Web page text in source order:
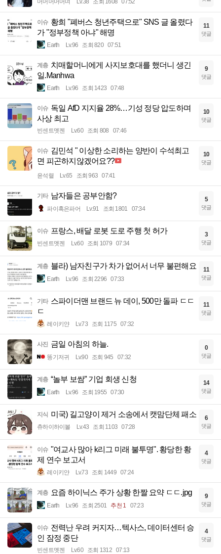
이슈 황희 "폐버스 청년주택으로" SNS 글 올렸다
가 "정부정책 아냐" 해명
Earth Lv.96 조회 820 07:51
11
댓글
계층 치매할머니에게 사지보호대를 했더니 생긴
일.Manhwa
Earth Lv.96 조회 1423 07:48
9
댓글
이슈 독일 AfD 지지율 28%…기성 정당 압도하며
사상 최고
빈센트멧젠 Lv.60 조회 808 07:46
10
댓글
이슈 김민석 " 이상한 소리하는 양반이 수석최고
면 피곤하지않겠어요??
윤석렬 Lv.65 조회 963 07:41
10
댓글
기타 남자들은 공부안함?
파이혹은파어 Lv.91 조회 1801 07:34
5
댓글
이슈 프랑스, 배달 로봇 도로 주행 첫 허가
빈센트멧젠 Lv.60 조회 1079 07:34
3
댓글
계층 블라) 남자친구가 차가 없어서 너무 불편해요
Earth Lv.96 조회 2296 07:33
11
댓글
기타 스파이더맨 브랜드 뉴 데이, 500만 돌파 ㄷㄷ
ㄷ
레이키얀 Lv.73 조회 1175 07:32
11
댓글
사진 금일 아침의 하늘.
똥기저귀 Lv.90 조회 945 07:32
0
댓글
계층 “놀부 보쌈” 기업 회생 신청
Earth Lv.96 조회 1955 07:30
14
댓글
지식 미국) 길고양이 제거 소송에서 캣맘단체 패소
츄하이하이볼 Lv.43 조회 1103 07:28
6
댓글
이슈 "여교사 많아 k리그 미래 불투명". 황당한 황
제 연수 보고서
레이키얀 Lv.73 조회 1449 07:24
4
댓글
계층 요즘 하이닉스 주가 상황 한짤 요약 ㄷㄷ.jpg
Earth Lv.96 조회 2501 추천 1 07:23
9
댓글
이슈 전력난 우려 커지자…텍사스, 데이터센터 승
인 잠정 중단
빈센트멧젠 Lv.60 조회 1312 07:13
4
댓글